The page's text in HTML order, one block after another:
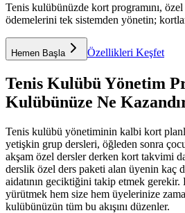
Tenis kulübünüzde kort programını,
ödemelerini tek sistemden yönetin;
Hemen Başla Özellikleri Keşfet
Tenis Kulübü Yönetim
Kulübünüze Ne
Tenis kulübü yönetiminin kalbi kort
yetişkin grup dersleri, öğleden sonra
akşam özel dersler derken kort takvimi
derslik özel ders paketi alan üyenin kaç
aidatının geciktiğini takip etmek gerekir.
yürütmek hem size hem üyelerinize
kulübünüzün tüm bu akışını düzenler.